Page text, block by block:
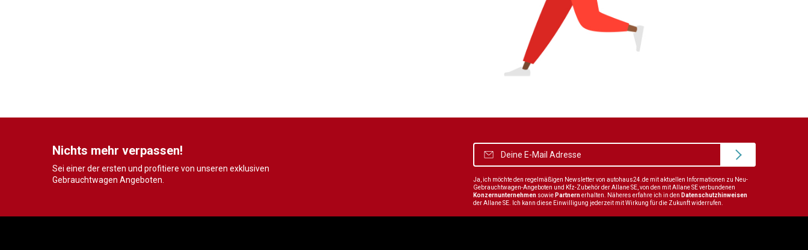
Nichts mehr verpassen!
Sei einer der ersten und profitiere von unseren exklusiven
Gebrauchtwagen Angeboten.
Ja, ich möchte den regelmäßigen Newsletter von autohaus24.de mit aktuellen Informationen zu Neu-
Gebrauchtwagen-Angeboten und Kfz-Zubehör der Allane SE, von den mit Allane SE verbundenen
Konzernunternehmen sowie Partnernerhalten. Näheres erfahre ich in den Datenschutzhinweisen
der Allane SE. Ich kann diese Einwilligung jederzeit mit Wirkung für die Zukunft widerrufen.